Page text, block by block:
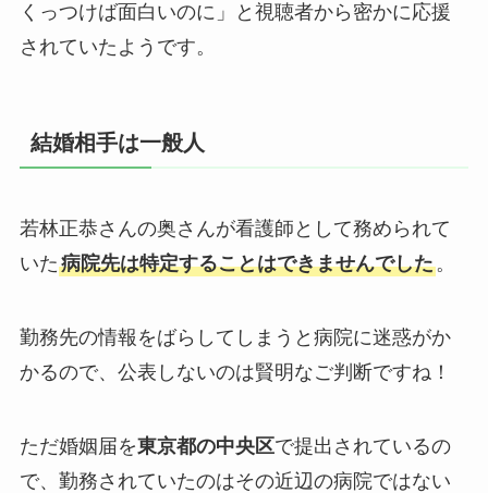
くっつけば面白いのに」と視聴者から密かに応援
されていたようです。
結婚相手は一般人
若林正恭さんの奥さんが看護師として務められて
いた病院先は特定することはできませんでした。
勤務先の情報をばらしてしまうと病院に迷惑がか
かるので、公表しないのは賢明なご判断ですね！
ただ婚姻届を東京都の中央区で提出されているの
で、勤務されていたのはその近辺の病院ではない